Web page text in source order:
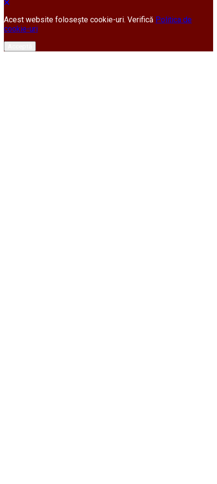
Acest website folosește cookie-uri. Verifică Politica de
cookie-uri